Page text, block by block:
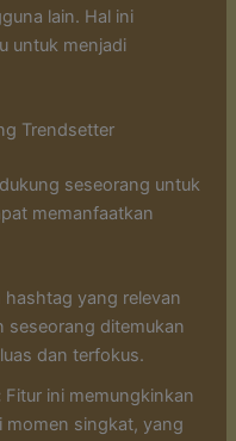
lain. Hal ini
untuk menjadi
Trendsetter
seseorang untuk
memanfaatkan
yang relevan
seseorang ditemukan
dan terfokus.
Fitur ini memungkinkan
momen singkat, yang